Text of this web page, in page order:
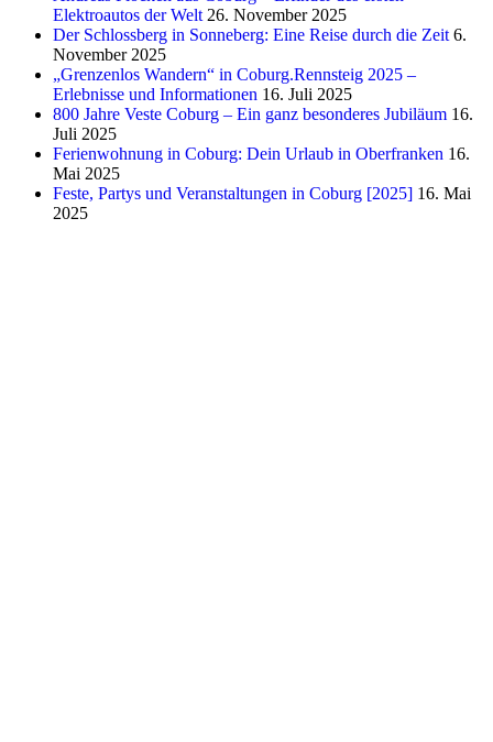
Elektroautos der Welt 26. November 2025
Der Schlossberg in Sonneberg: Eine Reise durch die Zeit 6.
November 2025
„Grenzenlos Wandern“ in Coburg.Rennsteig 2025 –
Erlebnisse und Informationen 16. Juli 2025
800 Jahre Veste Coburg – Ein ganz besonderes Jubiläum 16.
Juli 2025
Ferienwohnung in Coburg: Dein Urlaub in Oberfranken 16.
Mai 2025
Feste, Partys und Veranstaltungen in Coburg [2025] 16. Mai
2025